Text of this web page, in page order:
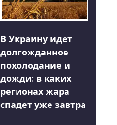
В Украину идет
долгожданное
похолодание и
дожди: в каких
регионах жара
спадет уже завтра